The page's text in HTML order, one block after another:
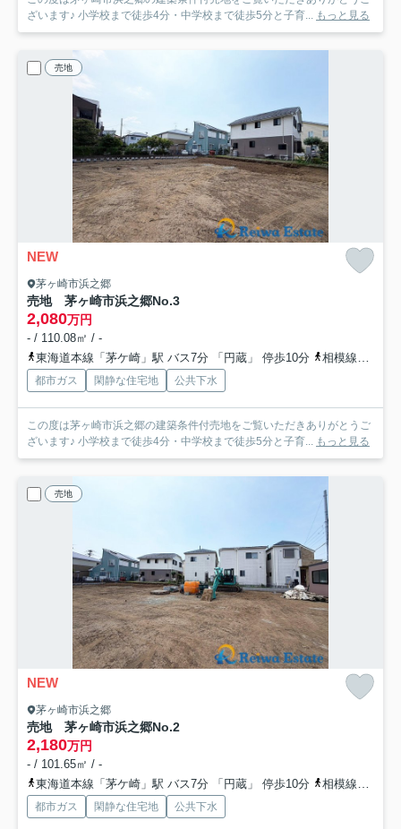
ざいます♪ 小学校まで徒歩4分・中学校まで徒歩5分と子育... もっと見る
売地
NEW
茅ヶ崎市浜之郷
売地 茅ヶ崎市浜之郷No.3
2,080万円
- / 110.08㎡ / -
東海道本線「茅ケ崎」駅 バス7分 「円蔵」 停歩10分
相模線「茅ケ崎」駅 バス7分 「円蔵」 停歩10分
都市ガス 閑静な住宅地 公共下水
この度は茅ヶ崎市浜之郷の建築条件付売地をご覧いただきありがとうご
ざいます♪ 小学校まで徒歩4分・中学校まで徒歩5分と子育... もっと見る
売地
NEW
茅ヶ崎市浜之郷
売地 茅ヶ崎市浜之郷No.2
2,180万円
- / 101.65㎡ / -
東海道本線「茅ケ崎」駅 バス7分 「円蔵」 停歩10分
相模線「茅ケ崎」駅 バス7分 「円蔵」 停歩10分
都市ガス 閑静な住宅地 公共下水